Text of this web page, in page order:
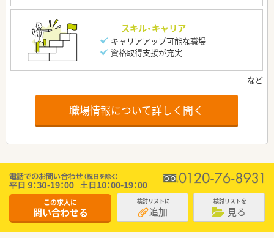
スキル・キャリア
キャリアアップ可能な職場
資格取得支援が充実
職場情報について詳しく聞く
この求人に
問い合わせる
検討リストに
追加
検討リストを
見る